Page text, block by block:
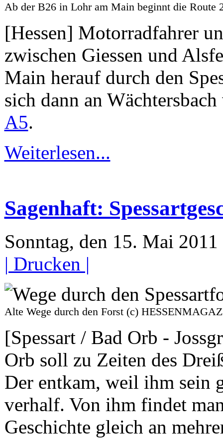
Ab der B26 in Lohr am Main beginnt die Route
[Hessen] Motorradfahrer
zwischen Giessen und
Main herauf durch den
sich dann an
A5.
Weiterlesen...
Sagenhaft:
Sonntag, den 15. Mai
| Drucken |
Alte Wege durch den Forst (c)
[Spessart / Bad Orb -
Orb soll zu Zeiten des
Der entkam, weil ihm sein
verhalf. Von ihm findet
Geschichte gleich an